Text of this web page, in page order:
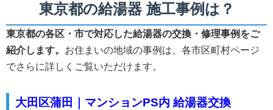
東京都の給湯器 施工事例は？
東京都の各区・市で対応した給湯器の交換・修理事例をご
紹介します。 お住まいの地域の事例は、各市区町村ページ
でさらに詳しくご覧いただけます。
大田区蒲田｜マンションPS内 給湯器交換